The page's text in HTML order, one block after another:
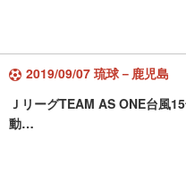
2019/09/07 琉球－鹿児島
ＪリーグTEAM AS ONE台風
動…